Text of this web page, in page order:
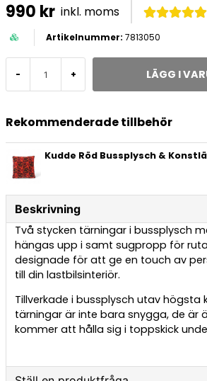
990 kr inkl. moms
7813050
- + LÄGG I
Rekommenderade tillbehör
Kudde Röd Bussplysch &
Beskrivning
Två stycken tärningar i bussplysch
hängas upp i samt sugpropp för
designade för att ge en touch av
till din lastbilsinteriör.
Tillverkade i bussplysch utav högsta
tärningar är inte bara snygga, de är
kommer att hålla sig i toppskick